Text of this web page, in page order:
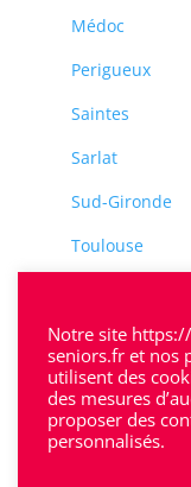
Médoc
Perigueux
Saintes
Sarlat
Sud-Gironde
Toulouse
Villeneuve-
Notre site
seniors.fr et nos
utilisent des
des mesures
proposer des
personnalisés.